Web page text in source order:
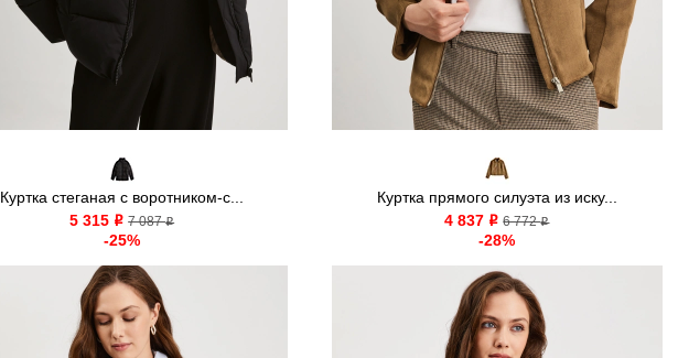
Куртка стеганая с воротником-с...
5 315 o 7 087o
-25%
Куртка прямого силуэта из иску...
4 837 o 6 772o
-28%